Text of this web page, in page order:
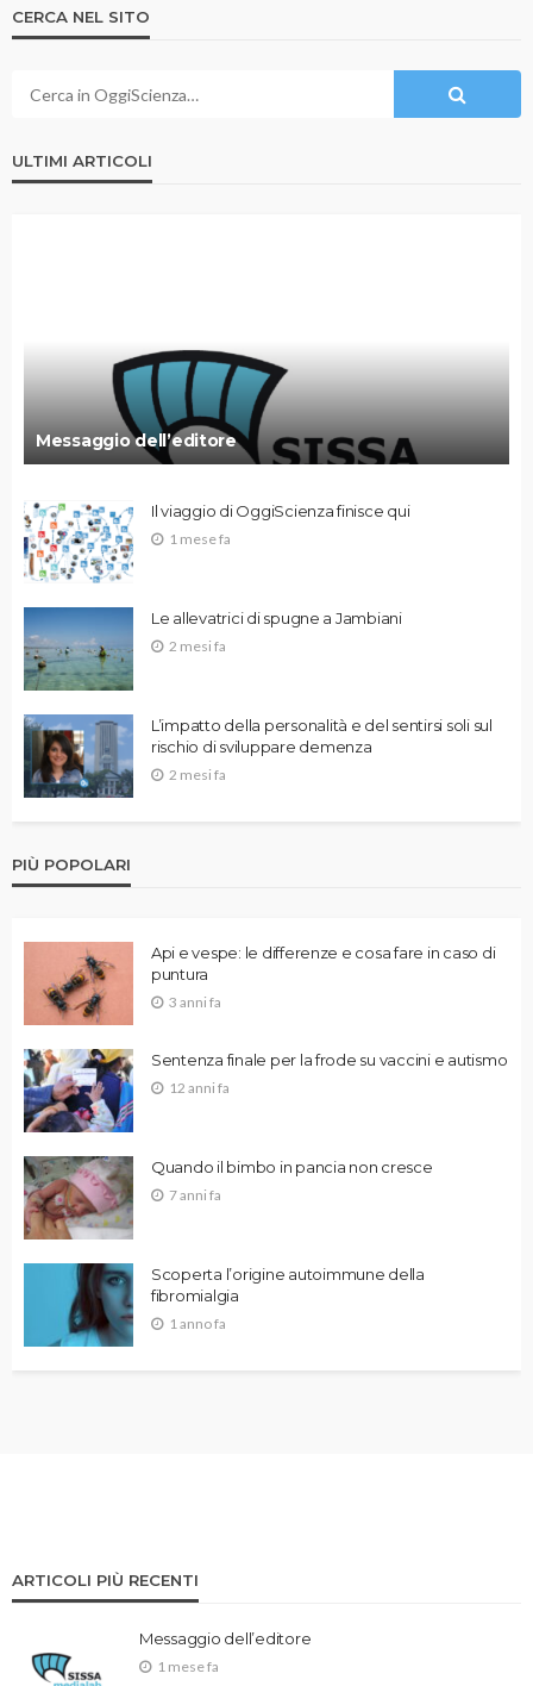
CERCA NEL SITO
ULTIMI ARTICOLI
Messaggio dell’editore
Il viaggio di OggiScienza finisce qui
1 mese fa
Le allevatrici di spugne a Jambiani
2 mesi fa
L’impatto della personalità e del sentirsi soli sul
rischio di sviluppare demenza
2 mesi fa
PIÙ POPOLARI
Api e vespe: le differenze e cosa fare in caso di
puntura
3 anni fa
Sentenza finale per la frode su vaccini e autismo
12 anni fa
Quando il bimbo in pancia non cresce
7 anni fa
Scoperta l’origine autoimmune della
fibromialgia
1 anno fa
ARTICOLI PIÙ RECENTI
Messaggio dell’editore
1 mese fa